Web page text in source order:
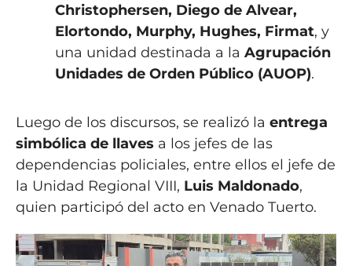
Christophersen, Diego de Alvear,
Elortondo, Murphy, Hughes, Firmat, y
una unidad destinada a la Agrupación
Unidades de Orden Público (AUOP).
Luego de los discursos, se realizó la entrega
simbólica de llaves a los jefes de las
dependencias policiales, entre ellos el jefe de
la Unidad Regional VIII, Luis Maldonado,
quien participó del acto en Venado Tuerto.